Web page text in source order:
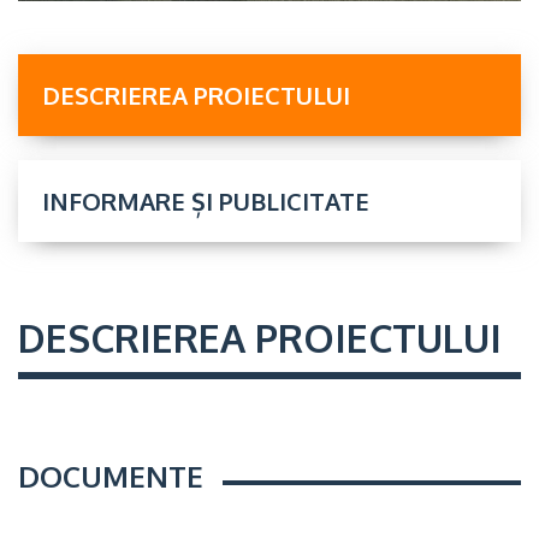
DESCRIEREA PROIECTULUI
INFORMARE ȘI PUBLICITATE
DESCRIEREA PROIECTULUI
DOCUMENTE